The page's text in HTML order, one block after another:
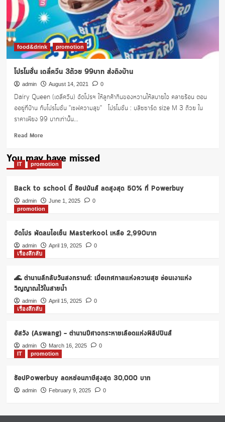
10
ดวง
food&drink promotion
โปรโมชั่น เดลี่ควีน 3ถ้วย 99บาท ส่งถึงบ้าน
admin August 14, 2021 0
Dairy Queen (เดลี่ควีน) จัดโปรฯ ให้ลูกค้ากินของหวานให้สบายใจ คลายร้อน ตอน
ออยู่ที่บ้าน กับโปรโมชั่น "เซฟความสุข" โปรโมชั่น : บลิซซาร์ด size M 3 ถ้วย ใน
ราคาเพียง 99 บาทเท่านั้น...
Read MoreRead
about
โปร
เด
ลี่
ควีน
99บาท
ถึง
บ้าน
You may have missed
IT promotion
Back to school นี้ ช้อปมันส์ ลดสูงสุด 50% ที่ Powerbuy
admin June 1, 2025
0
promotion
จัดโปร พัดลมไอเย็น Masterkool เหลือ 2,990บาท
admin April 19, 2025
0
เรื่องลึกลับ
🌊 ตำนานลึกลับวันสงกรานต์: เมื่อเทศกาลแห่งความสุข ซ่อนเงาแห่ง
วิญญาณไว้ในสายน้ำ
admin April 15, 2025
0
เรื่องลึกลับ
อัสวัง (Aswang) – ตำนานปีศาจกระหายเลือดแห่งฟิลิปปินส์
admin March 16, 2025
0
IT
promotion
ช้อปPowerbuy ลดหย่อนภาษีสูงสุด 30,000 บาท
admin February 9, 2025 0